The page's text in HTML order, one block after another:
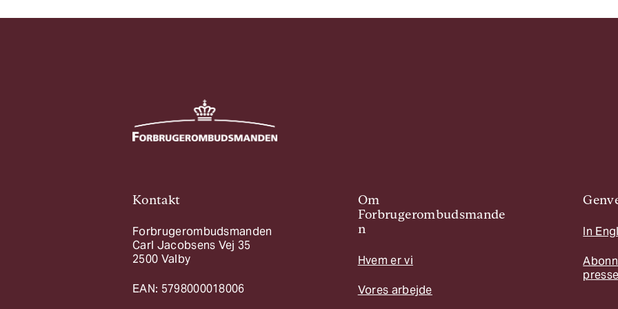
Kontakt
Forbrugerombudsmanden
Carl Jacobsens Vej 35
2500 Valby
EAN: 5798000018006
Om
Forbrugerombudsmande
n
Hvem er vi
Vores arbejde
In